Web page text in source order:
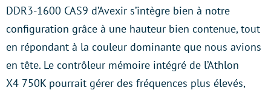
DDR3-1600 CAS9 d’Avexir s’intègre bien à notre
configuration grâce à une hauteur bien contenue, tout
en répondant à la couleur dominante que nous avions
en tête. Le contrôleur mémoire intégré de l’Athlon
X4 750K pourrait gérer des fréquences plus élevés,